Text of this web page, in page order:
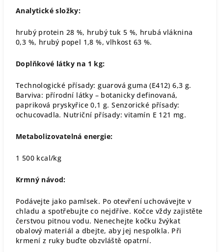
Analytické složky:
hrubý protein 28 %, hrubý tuk 5 %, hrubá vláknina
0,3 %, hrubý popel 1,8 %, vlhkost 63 %.
Doplňkové látky na 1 kg:
Technologické přísady: guarová guma (E412) 6,3 g.
Barviva: přírodní látky – botanicky definovaná,
papriková pryskyřice 0,1 g. Senzorické přísady:
ochucovadla. Nutriční přísady: vitamín E 121 mg.
Metabolizovatelná energie:
1 500 kcal/kg
Krmný návod:
Podávejte jako pamlsek. Po otevření uchovávejte v
chladu a spotřebujte co nejdříve. Kočce vždy zajistěte
čerstvou pitnou vodu. Nenechejte kočku žvýkat
obalový materiál a dbejte, aby jej nespolkla. Při
krmení z ruky buďte obzvláště opatrní.